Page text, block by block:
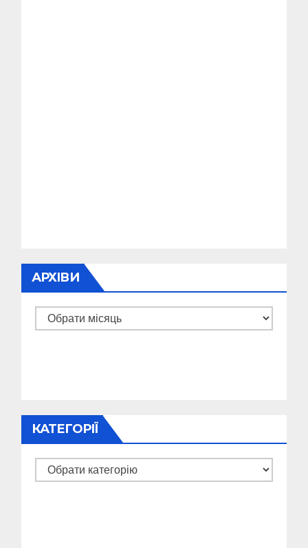
АРХІВИ
Архіви
КАТЕГОРІЇ
Категорії